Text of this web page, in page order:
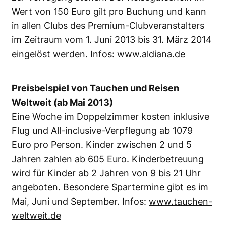
Wert von 150 Euro gilt pro Buchung und kann
in allen Clubs des Premium-Clubveranstalters
im Zeitraum vom 1. Juni 2013 bis 31. März 2014
eingelöst werden. Infos: www.aldiana.de
Preisbeispiel von Tauchen und Reisen
Weltweit (ab Mai 2013)
Eine Woche im Doppelzimmer kosten inklusive
Flug und All-inclusive-Verpflegung ab 1079
Euro pro Person. Kinder zwischen 2 und 5
Jahren zahlen ab 605 Euro. Kinderbetreuung
wird für Kinder ab 2 Jahren von 9 bis 21 Uhr
angeboten. Besondere Spartermine gibt es im
Mai, Juni und September. Infos: www.tauchen-
weltweit.de